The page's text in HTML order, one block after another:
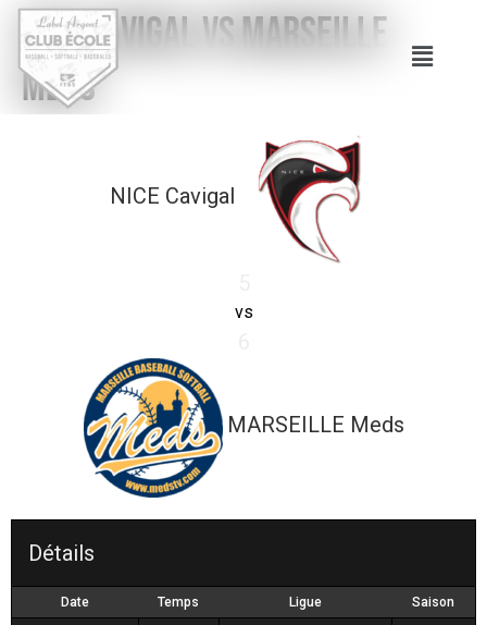
NICE Cavigal vs MARSEILLE
Meds
NICE Cavigal
vs
MARSEILLE Meds
Détails
Date Temps Ligue Saison